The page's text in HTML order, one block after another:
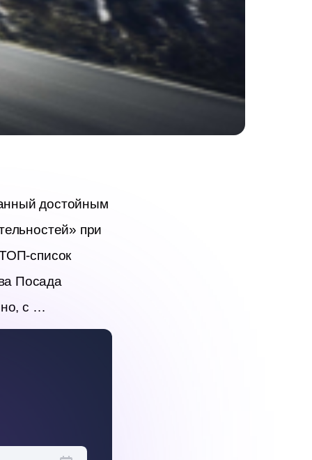
достойным
при
список
Посада
с …